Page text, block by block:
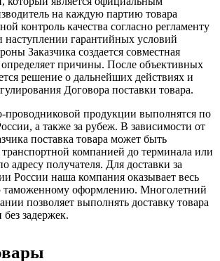
на каждую партию товара
контроль качества согласно регламенту
наступлении гарантийных условий
Заказчика создается совместная
определяет причины. После объективных
решение о дальнейших действиях и
Договора поставки товара.
проводниковой продукции выполнятся по
а также за рубеж. В зависимости от
поставка товара может быть
компанией до терминала или
адресу получателя. Для доставки за
России наша компания оказывает весь
таможенному оформлению. Многолетний
позволяет выполнять доставку товара
задержек.